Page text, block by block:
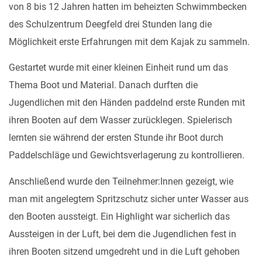
von 8 bis 12 Jahren hatten im beheizten Schwimmbecken
des Schulzentrum Deegfeld drei Stunden lang die
Möglichkeit erste Erfahrungen mit dem Kajak zu sammeln.
Gestartet wurde mit einer kleinen Einheit rund um das
Thema Boot und Material. Danach durften die
Jugendlichen mit den Händen paddelnd erste Runden mit
ihren Booten auf dem Wasser zurücklegen. Spielerisch
lernten sie während der ersten Stunde ihr Boot durch
Paddelschläge und Gewichtsverlagerung zu kontrollieren.
Anschließend wurde den Teilnehmer:Innen gezeigt, wie
man mit angelegtem Spritzschutz sicher unter Wasser aus
den Booten aussteigt. Ein Highlight war sicherlich das
Aussteigen in der Luft, bei dem die Jugendlichen fest in
ihren Booten sitzend umgedreht und in die Luft gehoben